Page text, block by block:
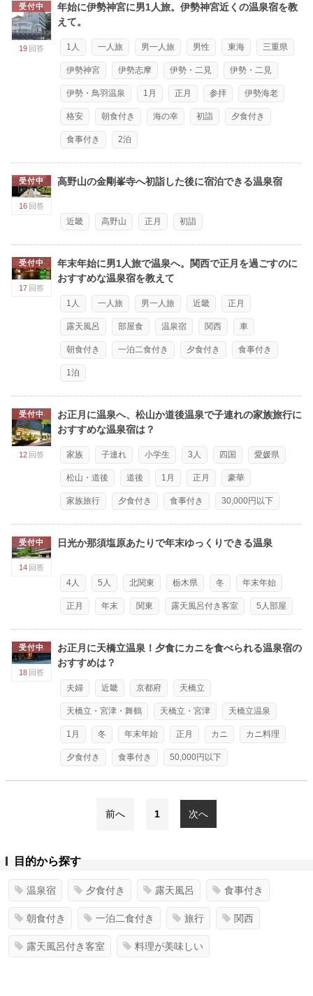
受付中
19 回答
年始に伊勢神宮に男1人旅。伊勢神宮近くの温泉宿を教
えて。
1人 一人旅 男一人旅 男性 東海 三重県
伊勢神宮 伊勢志摩 伊勢・二見 伊勢・二見
伊勢・鳥羽温泉 1月 正月 参拝 伊勢海老
格安 朝食付き 海の幸 初詣 夕食付き
食事付き 2泊
受付中
16 回答
高野山の金剛峯寺へ初詣した後に宿泊できる温泉宿
近畿 高野山 正月 初詣
受付中
17 回答
年末年始に男1人旅で温泉へ。関西で正月を過ごすのに
おすすめな温泉宿を教えて
1人 一人旅 男一人旅 近畿 正月
露天風呂 部屋食 温泉宿 関西 車
朝食付き 一泊二食付き 夕食付き 食事付き
1泊
受付中
12 回答
お正月に温泉へ、松山か道後温泉で子連れの家族旅行に
おすすめな温泉宿は？
家族 子連れ 小学生 3人 四国 愛媛県
松山・道後 道後 1月 正月 豪華
家族旅行 夕食付き 食事付き 30,000円以下
受付中
14 回答
日光か那須塩原あたりで年末ゆっくりできる温泉
4人 5人 北関東 栃木県 冬 年末年始
正月 年末 関東 露天風呂付き客室 5人部屋
受付中
18 回答
お正月に天橋立温泉！夕食にカニを食べられる温泉宿の
おすすめは？
夫婦 近畿 京都府 天橋立
天橋立・宮津・舞鶴 天橋立・宮津 天橋立温泉
1月 冬 年末年始 正月 カニ カニ料理
夕食付き 食事付き 50,000円以下
前へ 1 次へ
目的から探す
温泉宿 夕食付き 露天風呂 食事付き
朝食付き 一泊二食付き 旅行 関西
露天風呂付き客室 料理が美味しい